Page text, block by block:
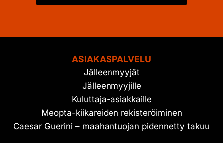
ASIAKASPALVELU
Jälleenmyyjät
Jälleenmyyjille
Kuluttaja-asiakkaille
Meopta-kiikareiden rekisteröiminen
Caesar Guerini – maahantuojan pidennetty takuu